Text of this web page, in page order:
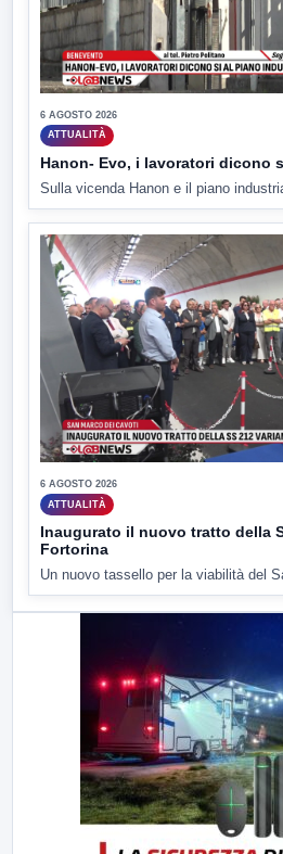
6 AGOSTO 2026
ATTUALITÀ
Hanon- Evo, i lavoratori dicono
Sulla vicenda Hanon e il piano
6 AGOSTO 2026
ATTUALITÀ
Inaugurato il nuovo tratto della
Fortorina
Un nuovo tassello per la viabilità del